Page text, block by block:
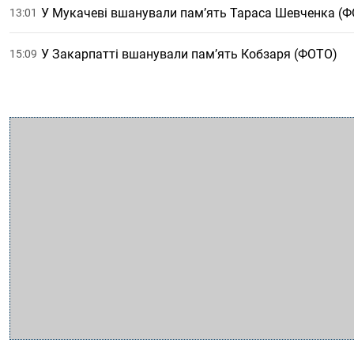
13:01 У Мукачеві вшанували пам’ять Тараса Шевченка
15:09 У Закарпатті вшанували пам’ять Кобзаря (ФОТО)